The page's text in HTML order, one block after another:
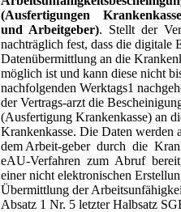
(Ausfertigungen
und Arbeitgeber). Stellt der
nachträglich fest, dass die digitale
Datenübermittlung an die
möglich ist und kann diese nicht
nachfolgenden Werktags1
der Vertrags-arzt die
(Ausfertigung Krankenkasse) an
Krankenkasse. Die Daten werden
dem Arbeit-geber durch die
eAU-Verfahren zum Abruf
einer nicht elektronischen
Übermittlung der
Absatz 1 Nr. 5 letzter Halbsatz